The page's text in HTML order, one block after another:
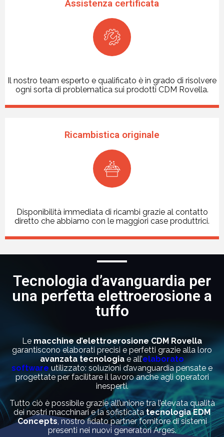
Assistenza certificata
Il nostro team esperto e qualificato è in grado di risolvere
ogni sorta di problematica sui prodotti CDM Rovella.
Ricambistica originale
Disponibilità immediata di ricambi grazie al contatto
diretto che abbiamo con le maggiori case produttrici.
Tecnologia d’avanguardia per
una perfetta elettroerosione a
tuffo
Le macchine d’elettroerosione CDM Rovella
garantiscono elaborati precisi e perfetti grazie alla loro
avanzata tecnologia e all’elaborato
software utilizzato: soluzioni d’avanguardia pensate e
progettate per facilitare il lavoro anche agli operatori
inesperti.
Tutto ciò è possibile grazie all’unione tra l’elevata qualità
dei nostri macchinari e la sofisticatatecnologia EDM
Concepts, nostro fidato partner fornitore di sistemi
presenti nei nuovi generatori Arges.